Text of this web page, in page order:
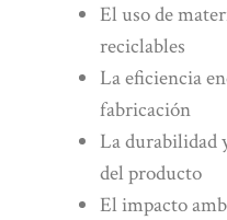
El uso de
reciclables
La eficiencia
fabricación
La durabilidad
del producto
El impacto